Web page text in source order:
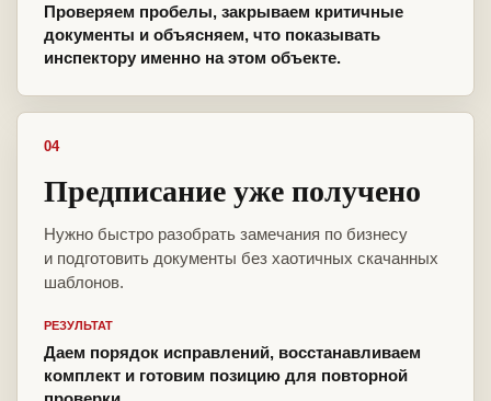
Проверяем пробелы, закрываем критичные
документы и объясняем, что показывать
инспектору именно на этом объекте.
04
Предписание уже получено
Нужно быстро разобрать замечания по бизнесу
и подготовить документы без хаотичных скачанных
шаблонов.
РЕЗУЛЬТАТ
Даем порядок исправлений, восстанавливаем
комплект и готовим позицию для повторной